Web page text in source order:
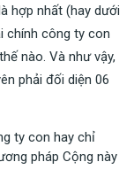
hợp nhất (hay dưới
chính công ty con
nào. Và như vậy,
phải đối diện 06
ty con hay chỉ
pháp Cộng này